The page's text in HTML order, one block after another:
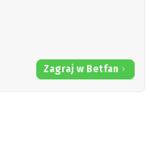
Zagraj w Betfan